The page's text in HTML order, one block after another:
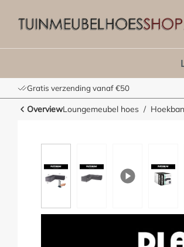
Gratis verzending vanaf €50
OverviewLoungemeubel hoes